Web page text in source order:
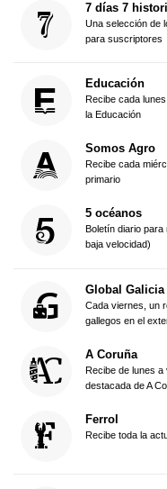
7 días 7
Una selección de
para suscriptores
Educación
Recibe cada
la Educación
Somos Agro
Recibe cada
primario
5 océanos
Boletín diario
baja velocidad)
Global Galicia
Cada viernes, un
gallegos en el
A Coruña
Recibe de lunes a
destacada de A
Ferrol
Recibe toda la